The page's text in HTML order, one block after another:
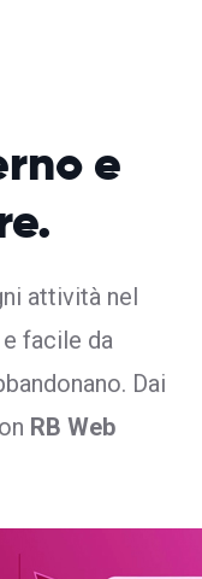
e
attività nel
facile da
Dai
RB Web